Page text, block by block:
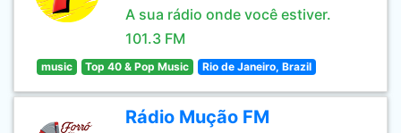
A sua rádio onde você estiver.
101.3 FM
music Top 40 & Pop Music Rio de Janeiro, Brazil
Rádio Mução FM